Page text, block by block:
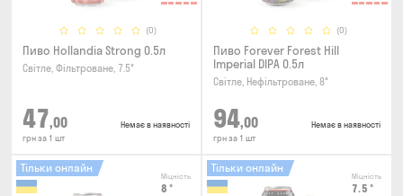
(0)
Пиво Hollandia Strong 0.5л
Світле, Фільтроване, 7.5°
47,00
грн за 1 шт
Немає в наявності
(0)
Пиво Forever Forest Hill
Imperial DIPA 0.5л
Світле, Нефільтроване, 8°
94,00
грн за 1 шт
Немає в наявності
Міцність
8 °
Тільки онлайн
Міцність
7.5 °
Тільки онлайн